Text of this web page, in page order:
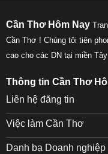
Cần Thơ Hôm Nay
Cần Thơ ! Chúng tôi tiên
cao cho các DN tại miền
Thông tin Cần Thơ
Liên hệ đăng tin
Việc làm Cần Thơ
Danh bạ Doanh nghiệp